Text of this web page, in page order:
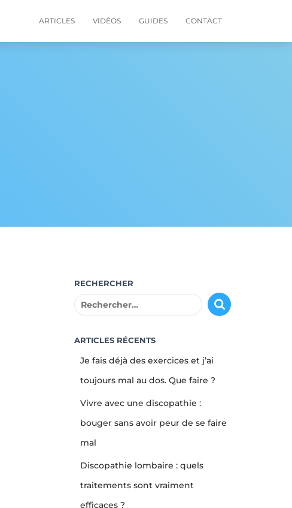
ARTICLES VIDÉOS GUIDES CONTACT
RECHERCHER
R
h
ARTICLES RÉCENTS
Je fais déjà des exercices et j’ai
toujours mal au dos. Que faire ?
Vivre avec une discopathie :
bouger sans avoir peur de se faire
mal
Discopathie lombaire : quels
traitements sont vraiment
efficaces ?